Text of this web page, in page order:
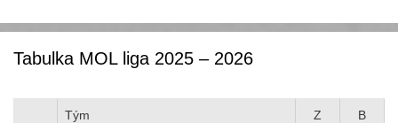
Tabulka MOL liga 2025 – 2026
Tým Z B